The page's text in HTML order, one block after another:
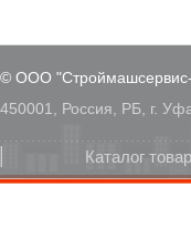
© ООО
450001, Россия, РБ, г.
Каталог